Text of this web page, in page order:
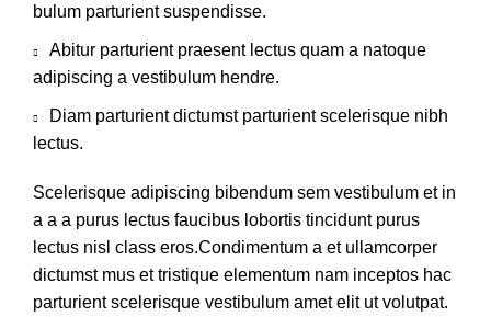
bulum parturient suspendisse.
Abitur parturient praesent lectus quam a natoque
adipiscing a vestibulum hendre.
Diam parturient dictumst parturient scelerisque nibh
lectus.
Scelerisque adipiscing bibendum sem vestibulum et in
a a a purus lectus faucibus lobortis tincidunt purus
lectus nisl class eros.Condimentum a et ullamcorper
dictumst mus et tristique elementum nam inceptos hac
parturient scelerisque vestibulum amet elit ut volutpat.